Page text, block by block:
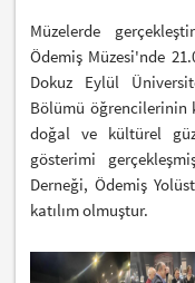
Müzelerde
Ödemiş Müzesi'nde
Dokuz Eylül
Bölümü öğrencilerinin
doğal ve kültürel
gösterimi
Derneği, Ödemiş
katılım olmuştur.